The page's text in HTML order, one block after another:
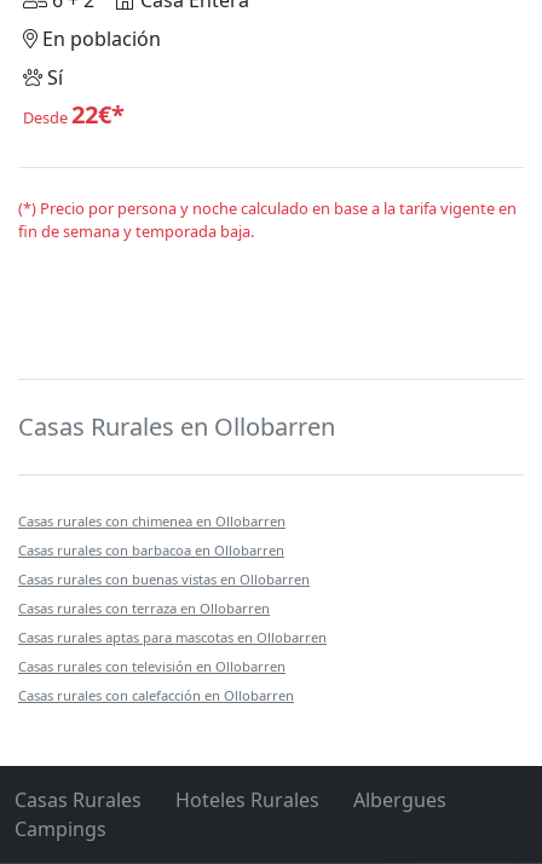
En población
Sí
Desde22€*
(*) Precio por persona y noche calculado en base a la tarifa vigente en
fin de semana y temporada baja.
Casas Rurales en Ollobarren
Casas rurales con chimenea en Ollobarren
Casas rurales con barbacoa en Ollobarren
Casas rurales con buenas vistas en Ollobarren
Casas rurales con terraza en Ollobarren
Casas rurales aptas para mascotas en Ollobarren
Casas rurales con televisión en Ollobarren
Casas rurales con calefacción en Ollobarren
Casas Rurales Hoteles Rurales
Albergues
Campings